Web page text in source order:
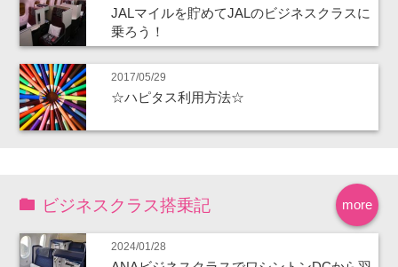
JALマイルを貯めてJALのビジネスクラスに
乗ろう！
2017/05/29
☆ハピタス利用方法☆
more
ビジネスクラス搭乗記
2024/01/28